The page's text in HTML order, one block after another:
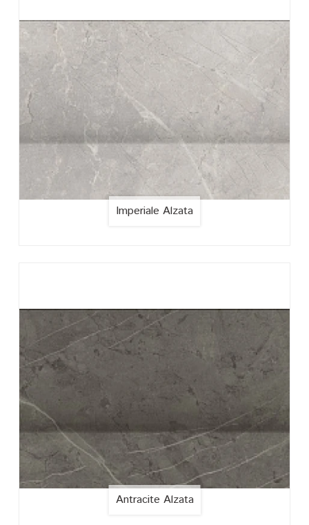
Imperiale Alzata
Antracite Alzata